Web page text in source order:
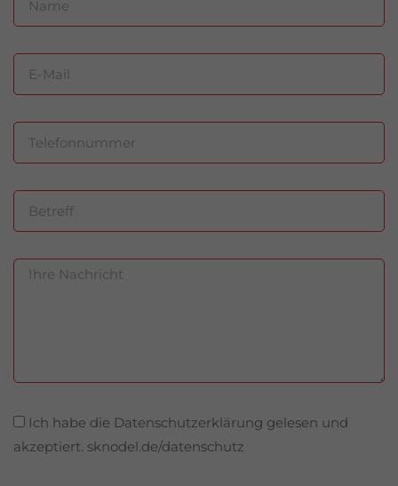
Ich habe die Datenschutzerklärung gelesen und
akzeptiert. sknodel.de/datenschutz